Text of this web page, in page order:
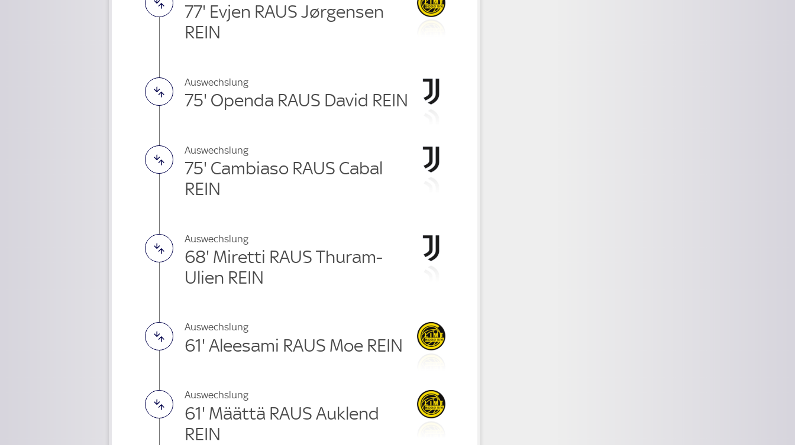
77' Evjen RAUS Jørgensen
REIN
Auswechslung
75' Openda RAUS David REIN
Auswechslung
75' Cambiaso RAUS Cabal
REIN
Auswechslung
68' Miretti RAUS Thuram-
Ulien REIN
Auswechslung
61' Aleesami RAUS Moe REIN
Auswechslung
61' Määttä RAUS Auklend
REIN